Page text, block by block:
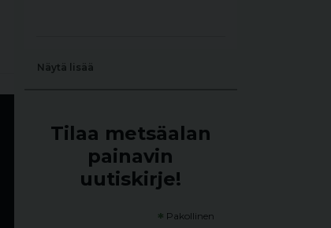
Näytä lisää
Tilaa metsäalan
painavin
uutiskirje!
* Pakollinen